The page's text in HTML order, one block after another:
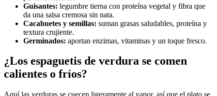
Guisantes: legumbre tierna con proteína vegetal y fibra que
da una salsa cremosa sin nata.
Cacahuetes y semillas: suman grasas saludables, proteína y
textura crujiente.
Germinados: aportan enzimas, vitaminas y un toque fresco.
¿Los espaguetis de verdura se comen
calientes o fríos?